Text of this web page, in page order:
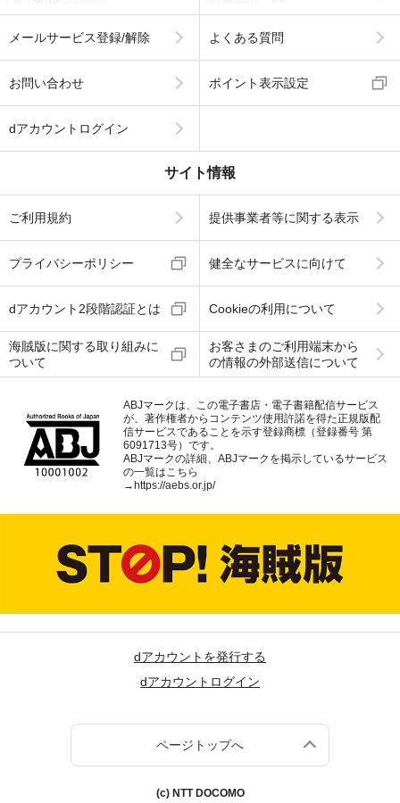
メールサービス登録/解除 よくある質問
お問い合わせ ポイント表示設定
dアカウントログイン
サイト情報
ご利用規約 提供事業者等に関する表示
プライバシーポリシー 健全なサービスに向けて
dアカウント2段階認証とは Cookieの利用について
海賊版に関する取り組みに
ついて
お客さまのご利用端末から
の情報の外部送信について
ABJマークは、この電子書店・電子書籍配信サービス
が、著作権者からコンテンツ使用許諾を得た正規版配
信サービスであることを示す登録商標（登録番号 第
6091713号）です。
ABJマークの詳細、ABJマークを掲示しているサービス
の一覧はこちら
→https://aebs.or.jp/
dアカウントを発行する
dアカウントログイン
ページトップへ
(c) NTT DOCOMO